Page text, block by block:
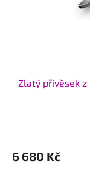
Zlatý přívěsek
6 680 Kč